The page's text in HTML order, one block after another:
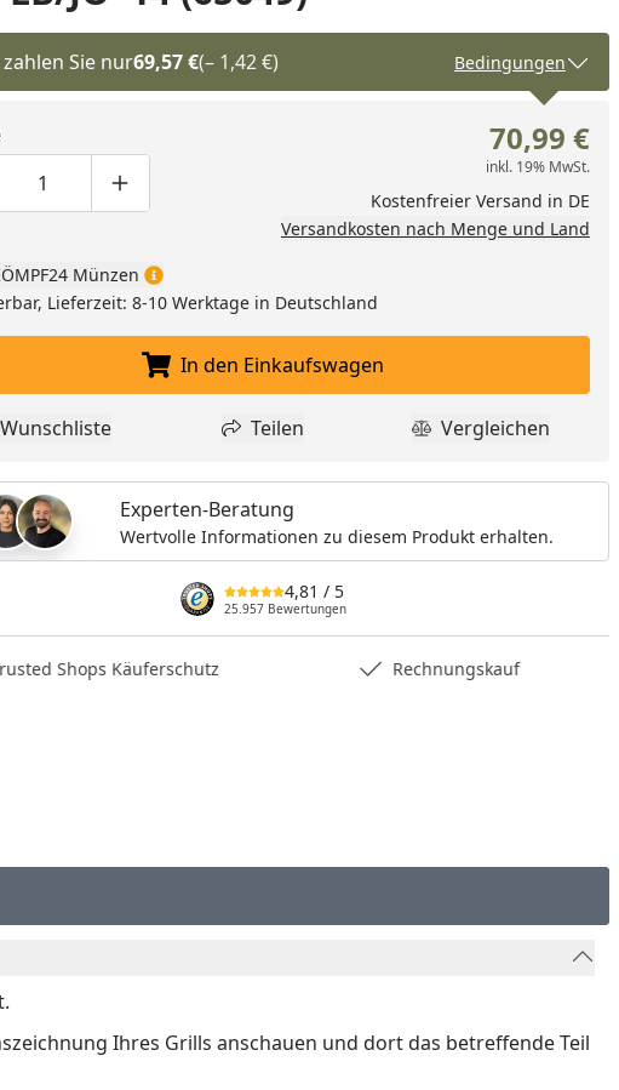
hinzufügen
zahlen Sie nur69,57 €(– 1,42 €) Bedingungen
um eins verringern
Produktmenge manuell eingeben
Produktmenge um eins erhöhen
70,99 €
inkl. 19% MwSt.
Kostenfreier Versand in DE
Versandkosten nach Menge und Land
Münzen
Lieferzeit: 8-10 Werktage in Deutschland
In den Einkaufswagen legen
In den Einkaufswagen
Produkt zur Wunschliste hinzufügen
Wunschliste Teilen
Teilen Produkt
Vergleichen
Experten-Beratung
Wertvolle Informationen zu diesem Produkt erhalten.
4,81 / 5
25.957 Bewertungen
Shops Käuferschutz Rechnungskauf
Ihres Grills anschauen und dort das betreffende Teil